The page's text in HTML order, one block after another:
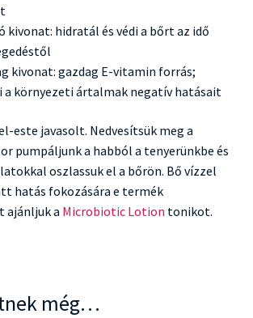
kivonat: hidratál és védi a bőrt az idő
kivonat: gazdag E-vitamin forrás;
a környezeti ártalmak negatív hatásait
este javasolt. Nedvesítsük meg a
pumpáljunk a habból a tenyerünkbe és
oszlassuk el a bőrön. Bő vízzel
hatás fokozására e termék
ajánljuk a Microbiotic Lotion tonikot.
még…